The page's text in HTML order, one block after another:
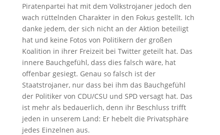
Piratenpartei hat mit dem Volkstrojaner jedoch den
wach rüttelnden Charakter in den Fokus gestellt. Ich
danke jedem, der sich nicht an der Aktion beteiligt
hat und keine Fotos von Politikern der großen
Koalition in ihrer Freizeit bei Twitter geteilt hat. Das
innere Bauchgefühl, dass dies falsch wäre, hat
offenbar gesiegt. Genau so falsch ist der
Staatstrojaner, nur dass bei ihm das Bauchgefühl
der Politiker von CDU/CSU und SPD versagt hat. Das
ist mehr als bedauerlich, denn ihr Beschluss trifft
jeden in unserem Land: Er hebelt die Privatsphäre
jedes Einzelnen aus.